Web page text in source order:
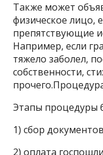
Также может
физическое лицо,
препятствующие
Например, если
тяжело заболел,
собственности,
Этапы процедуры
1) сбор
2) оплата